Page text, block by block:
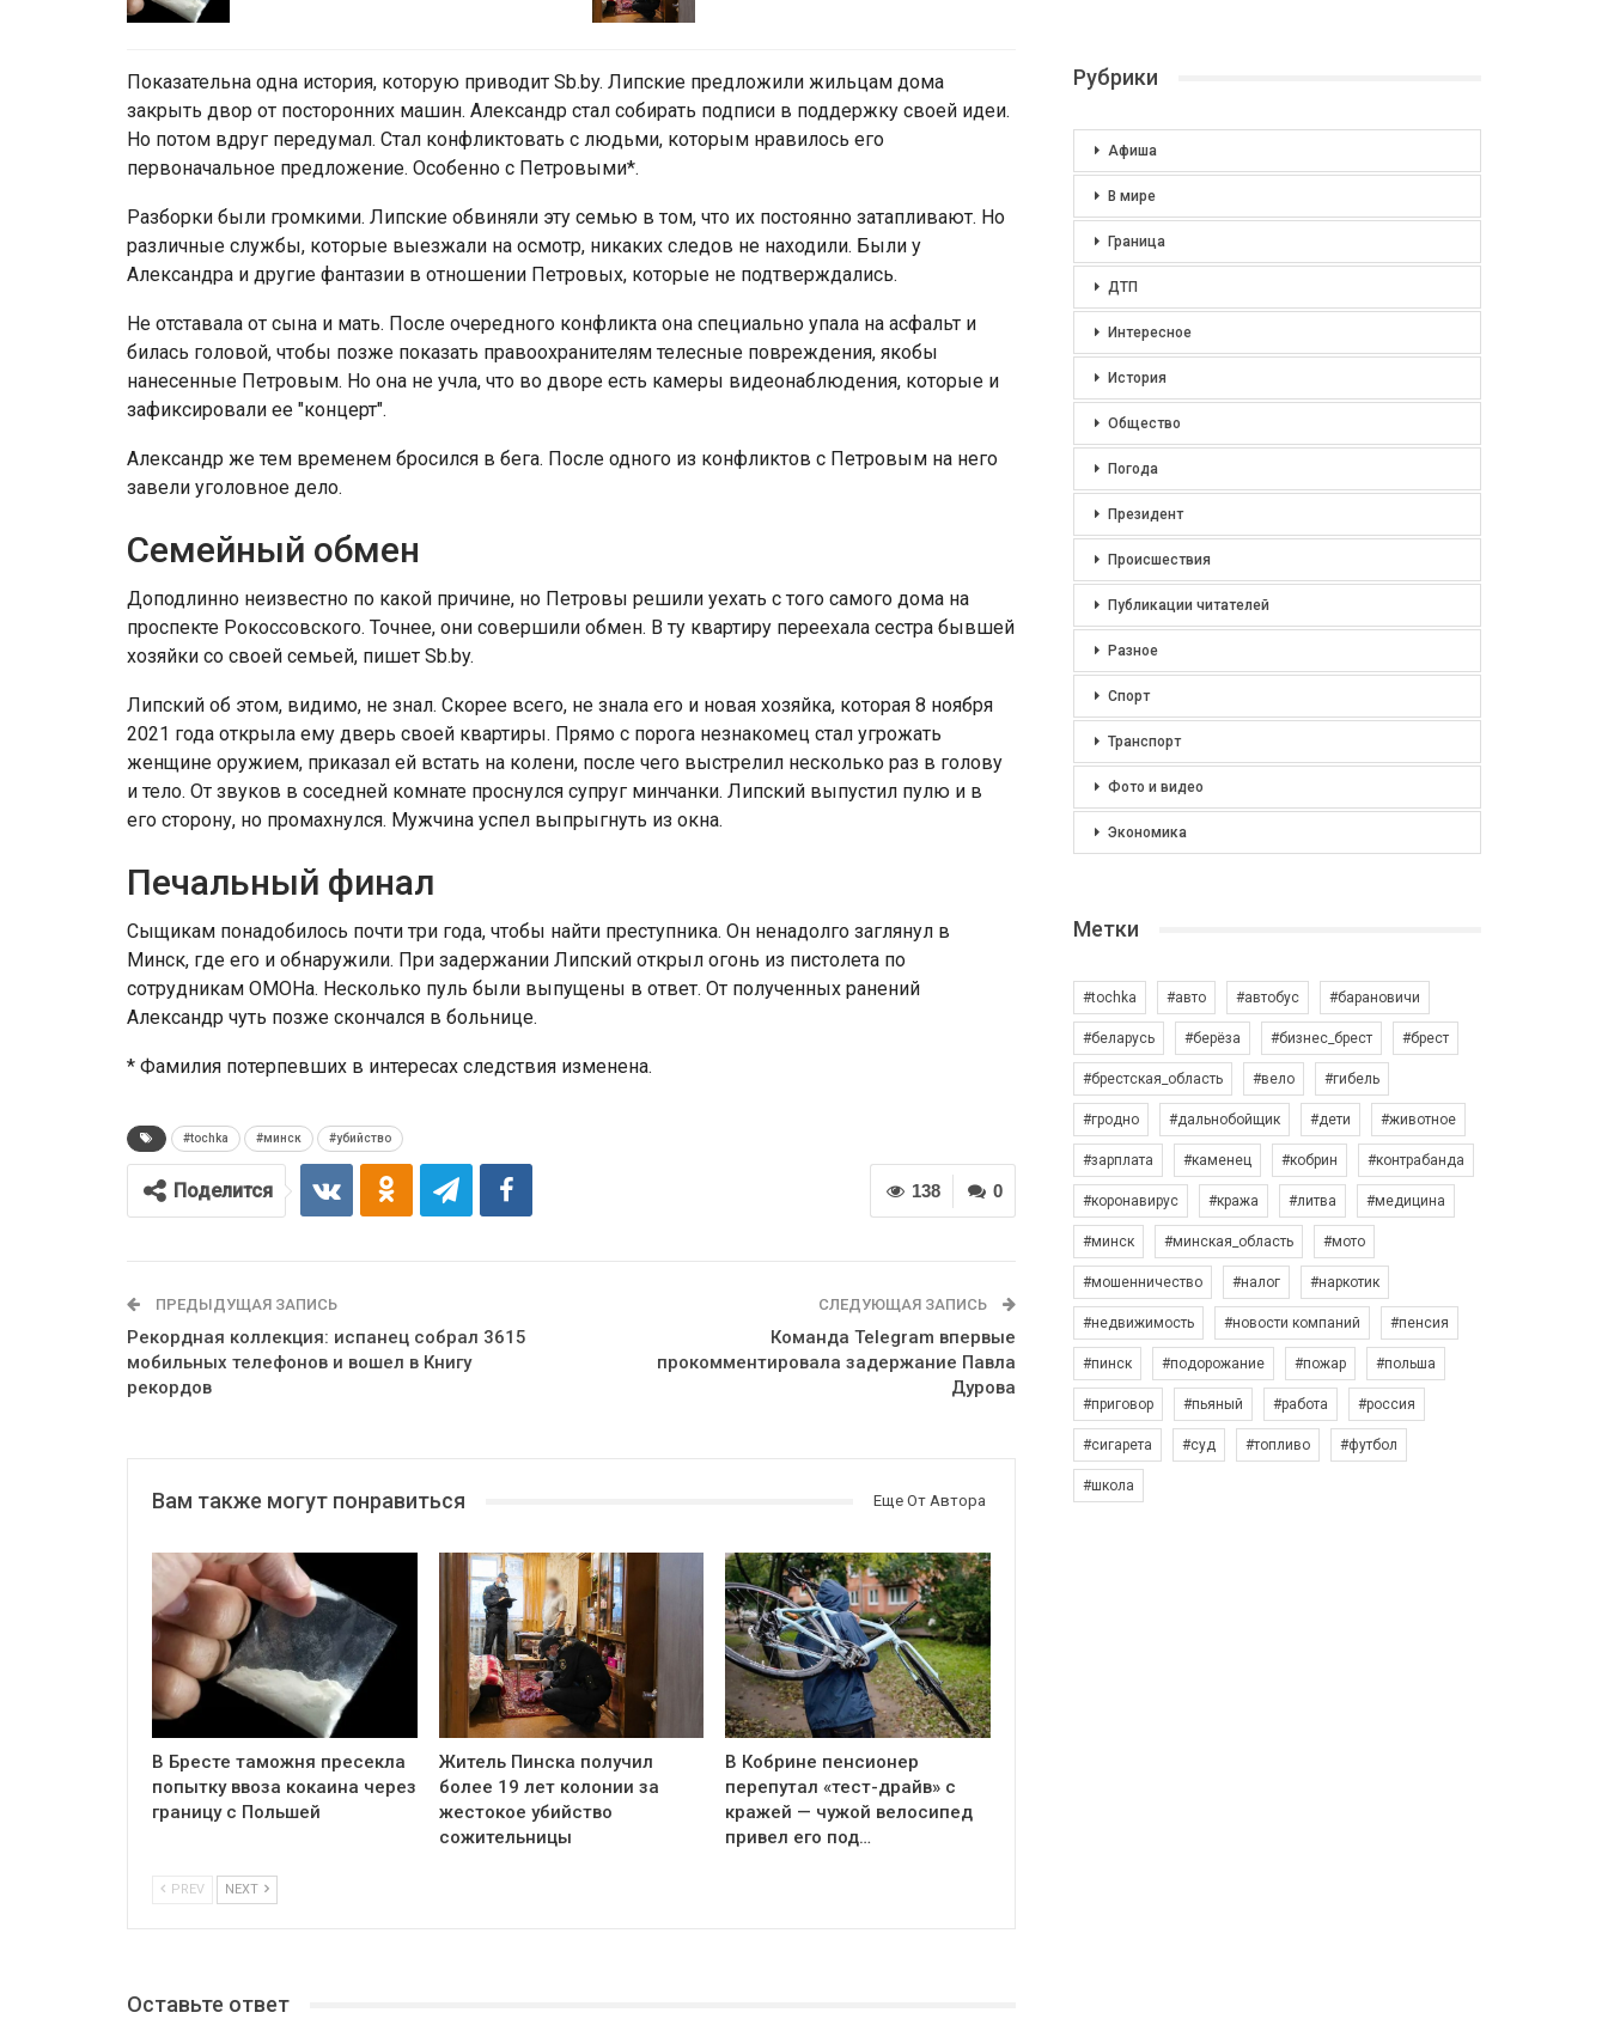
Показательна одна история, которую приводит Sb.by. Липские предложили жильцам дома
закрыть двор от посторонних машин. Александр стал собирать подписи в поддержку своей идеи.
Но потом вдруг передумал. Стал конфликтовать с людьми, которым нравилось его
первоначальное предложение. Особенно с Петровыми*.
Разборки были громкими. Липские обвиняли эту семью в том, что их постоянно затапливают. Но
различные службы, которые выезжали на осмотр, никаких следов не находили. Были у
Александра и другие фантазии в отношении Петровых, которые не подтверждались.
Не отставала от сына и мать. После очередного конфликта она специально упала на асфальт и
билась головой, чтобы позже показать правоохранителям телесные повреждения, якобы
нанесенные Петровым. Но она не учла, что во дворе есть камеры видеонаблюдения, которые и
зафиксировали ее "концерт".
Александр же тем временем бросился в бега. После одного из конфликтов с Петровым на него
завели уголовное дело.
Семейный обмен
Доподлинно неизвестно по какой причине, но Петровы решили уехать с того самого дома на
проспекте Рокоссовского. Точнее, они совершили обмен. В ту квартиру переехала сестра бывшей
хозяйки со своей семьей, пишет Sb.by.
Липский об этом, видимо, не знал. Скорее всего, не знала его и новая хозяйка, которая 8 ноября
2021 года открыла ему дверь своей квартиры. Прямо с порога незнакомец стал угрожать
женщине оружием, приказал ей встать на колени, после чего выстрелил несколько раз в голову
и тело. От звуков в соседней комнате проснулся супруг минчанки. Липский выпустил пулю и в
его сторону, но промахнулся. Мужчина успел выпрыгнуть из окна.
Печальный финал
Сыщикам понадобилось почти три года, чтобы найти преступника. Он ненадолго заглянул в
Минск, где его и обнаружили. При задержании Липский открыл огонь из пистолета по
сотрудникам ОМОНа. Несколько пуль были выпущены в ответ. От полученных ранений
Александр чуть позже скончался в больнице.
* Фамилия потерпевших в интересах следствия изменена.
#tochka #минск #убийство
0
138
Поделится
ПРЕДЫДУЩАЯ ЗАПИСЬ
Рекордная коллекция: испанец собрал 3615
мобильных телефонов и вошел в Книгу
рекордов
СЛЕДУЮЩАЯ ЗАПИСЬ
Команда Telegram впервые
прокомментировала задержание Павла
Дурова
Вам также могут понравиться Еще От Автора
В Бресте таможня пресекла
попытку ввоза кокаина через
границу с Польшей
Житель Пинска получил
более 19 лет колонии за
жестокое убийство
сожительницы
В Кобрине пенсионер
перепутал «тест-драйв» с
кражей — чужой велосипед
привел его под…
PREV NEXT
Оставьте ответ
Рубрики
Афиша
В мире
Граница
ДТП
Интересное
История
Общество
Погода
Президент
Происшествия
Публикации читателей
Разное
Спорт
Транспорт
Фото и видео
Экономика
Метки
#tochka #авто #автобус #барановичи
#беларусь #берёза #бизнес_брест #брест
#брестская_область #вело #гибель
#гродно #дальнобойщик #дети #животное
#зарплата #каменец #кобрин #контрабанда
#коронавирус #кража #литва #медицина
#минск #минская_область #мото
#мошенничество #налог #наркотик
#недвижимость #новости компаний #пенсия
#пинск #подорожание #пожар #польша
#приговор #пьяный #работа #россия
#сигарета #суд #топливо #футбол
#школа